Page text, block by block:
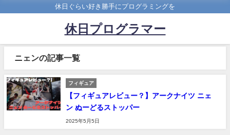
休日ぐらい好き勝手にプログラミングを
休日プログラマー
ニェンの記事一覧
フィギュア
【フィギュアレビュー？】アークナイツ ニェ
ン ぬーどるストッパー
2025年5月5日